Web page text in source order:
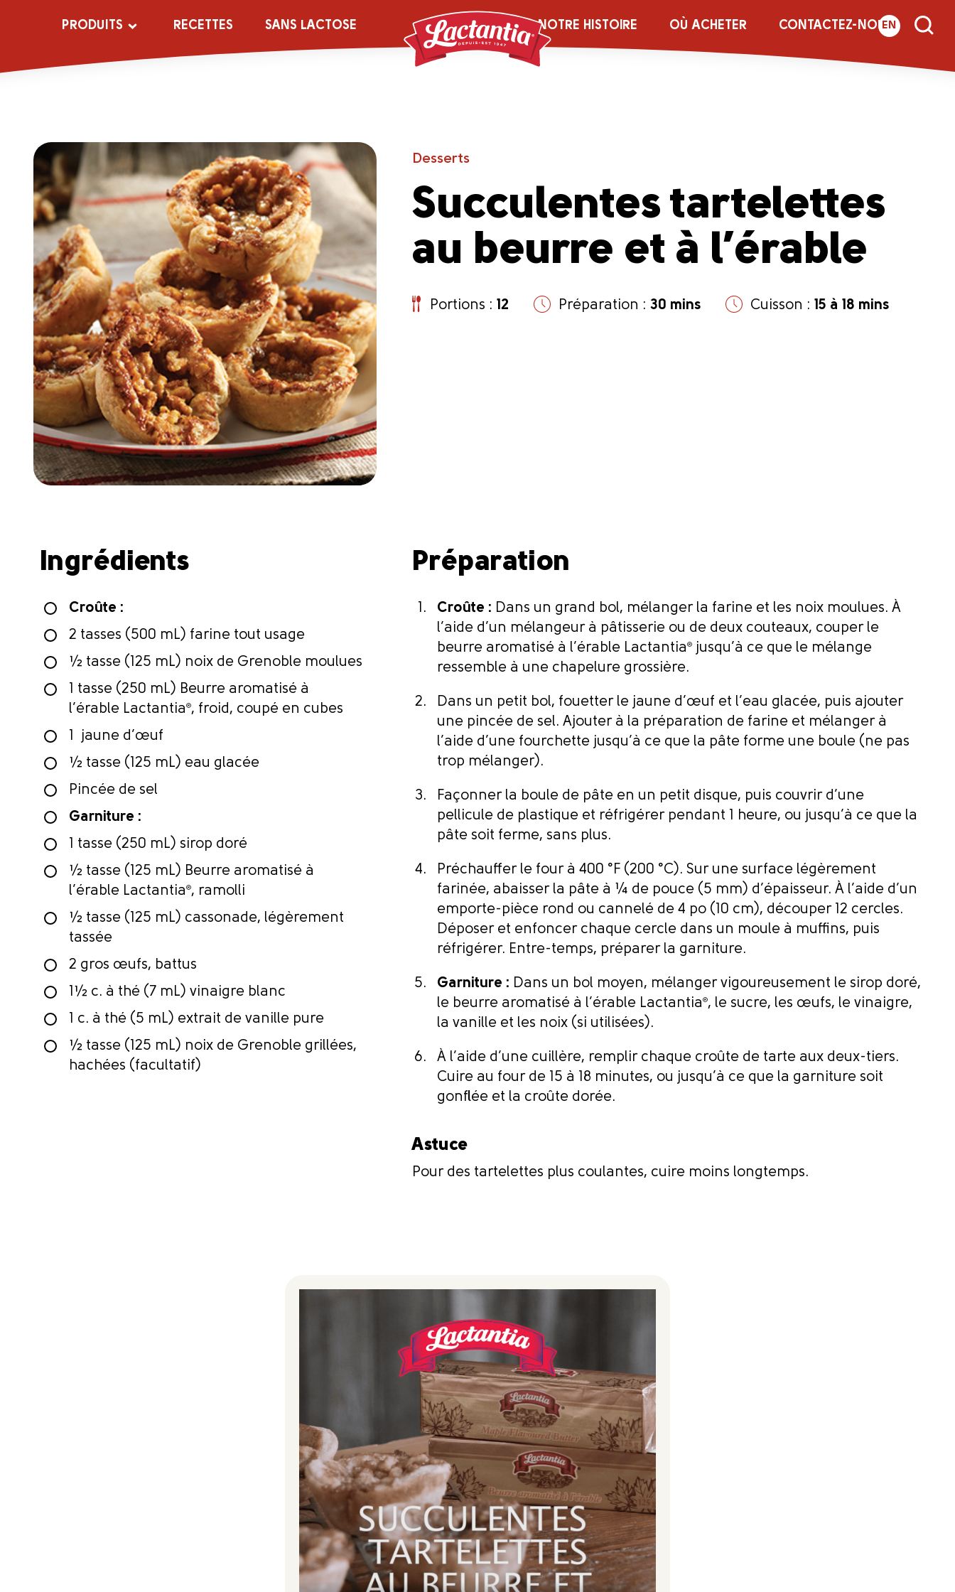
PRODUITS RECETTES SANS LACTOSE NOTRE HISTOIRE OÙ ACHETER CONTACTEZ-NOUS
EN
Desserts
Succulentes tartelettes
au beurre et à l’érable
Portions : 12 Préparation :30 mins Cuisson : 15 à 18 mins
Ingrédients
Croûte :
2 tasses (500 mL) farine tout usage
½ tasse (125 mL) noix de Grenoble moulues
1 tasse (250 mL) Beurre aromatisé à
l’érable Lactantia®, froid, coupé en cubes
1 jaune d’œuf
½ tasse (125 mL) eau glacée
Pincée de sel
Garniture :
1 tasse (250 mL) sirop doré
½ tasse (125 mL) Beurre aromatisé à
l’érable Lactantia®, ramolli
½ tasse (125 mL) cassonade, légèrement
tassée
2 gros œufs, battus
1½ c. à thé (7 mL) vinaigre blanc
1 c. à thé (5 mL) extrait de vanille pure
½ tasse (125 mL) noix de Grenoble grillées,
hachées (facultatif)
Préparation
Croûte : Dans un grand bol, mélanger la farine et les noix moulues. À
l’aide d’un mélangeur à pâtisserie ou de deux couteaux, couper le
beurre aromatisé à l’érable Lactantia®
jusqu’à ce que le mélange
ressemble à une chapelure grossière.
Dans un petit bol, fouetter le jaune d’œuf et l’eau glacée, puis ajouter
une pincée de sel. Ajouter à la préparation de farine et mélanger à
l’aide d’une fourchette jusqu’à ce que la pâte forme une boule (ne pas
trop mélanger).
Façonner la boule de pâte en un petit disque, puis couvrir d’une
pellicule de plastique et réfrigérer pendant 1 heure, ou jusqu’à ce que la
pâte soit ferme, sans plus.
Préchauffer le four à 400 °F (200 °C). Sur une surface légèrement
farinée, abaisser la pâte à ¼ de pouce (5 mm) d’épaisseur. À l’aide d’un
emporte-pièce rond ou cannelé de 4 po (10 cm), découper 12 cercles.
Déposer et enfoncer chaque cercle dans un moule à muffins, puis
réfrigérer. Entre-temps, préparer la garniture.
Garniture : Dans un bol moyen, mélanger vigoureusement le sirop doré,
le beurre aromatisé à l’érable Lactantia®, le sucre, les œufs, le vinaigre,
la vanille et les noix (si utilisées).
À l’aide d’une cuillère, remplir chaque croûte de tarte aux deux-tiers.
Cuire au four de 15 à 18 minutes, ou jusqu’à ce que la garniture soit
gonflée et la croûte dorée.
Astuce
Pour des tartelettes plus coulantes, cuire moins longtemps.